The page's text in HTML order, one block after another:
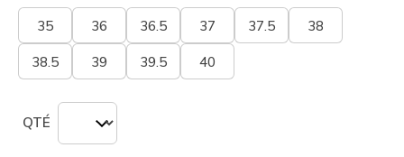
35 36 36.5 37 37.5 38
38.5 39 39.5 40
QTÉ